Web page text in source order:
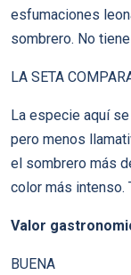
esfumaciones
sombrero. No
LA SETA
La especie aquí
pero menos
el sombrero más
color más intenso.
Valor
BUENA